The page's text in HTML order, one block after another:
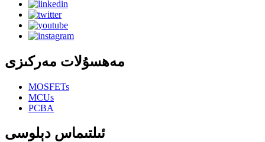
مەھسۇلات مەركىزى
MOSFETs
MCUs
PCBA
ئىلتىماس دېلوسى